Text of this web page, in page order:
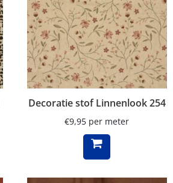
Decoratie stof Linnenlook 254
€9,95 per meter